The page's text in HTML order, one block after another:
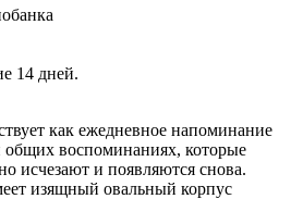
14 дней.
как ежедневное напоминание
общих воспоминаниях, которые
исчезают и появляются снова.
изящный овальный корпус